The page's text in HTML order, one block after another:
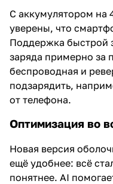
С аккумулятором на
уверены, что
Поддержка быстрой
заряда примерно за
беспроводная и
подзарядить,
от телефона.
Оптимизация во
Новая версия
ещё удобнее: всё
понятнее. AI